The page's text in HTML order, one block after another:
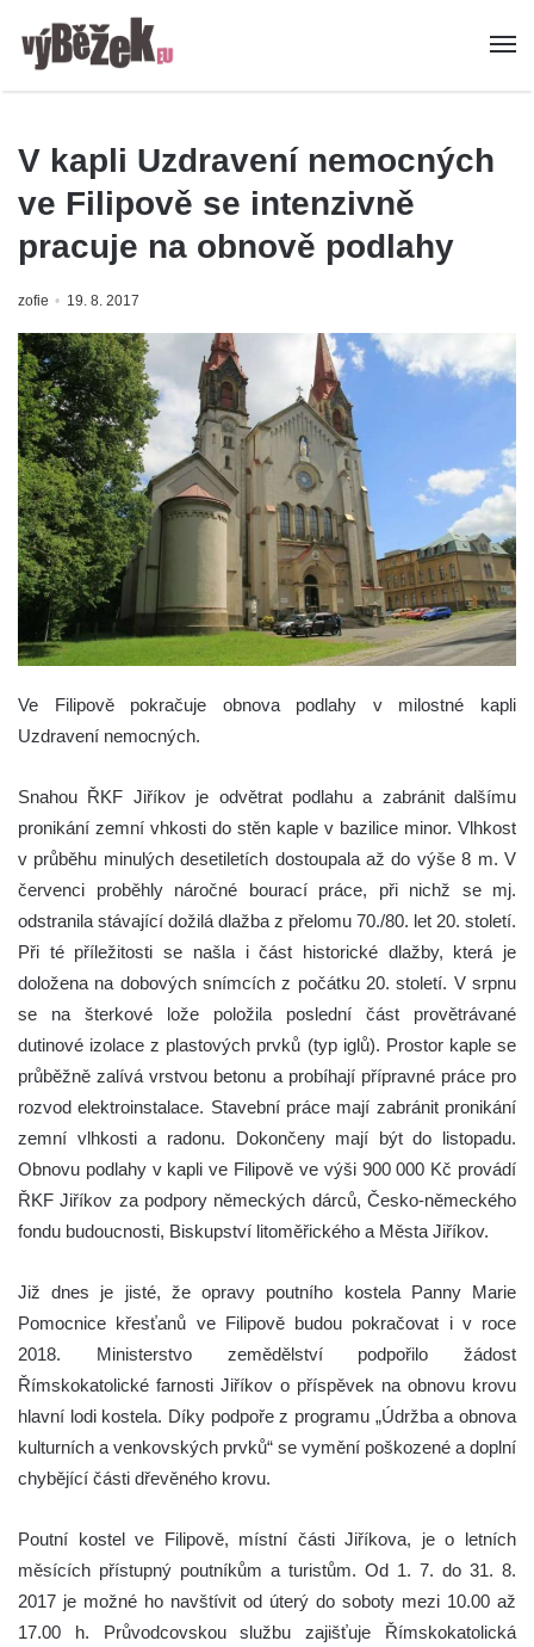
V kapli Uzdravení nemocných
ve Filipově se intenzivně
pracuje na obnově podlahy
zofie 19. 8. 2017
Ve Filipově pokračuje obnova podlahy v milostné kapli
Uzdravení nemocných.
Snahou ŘKF Jiříkov je odvětrat podlahu a zabránit dalšímu
pronikání zemní vhkosti do stěn kaple v bazilice minor. Vlhkost
v průběhu minulých desetiletích dostoupala až do výše 8 m. V
červenci proběhly náročné bourací práce, při nichž se mj.
odstranila stávající dožilá dlažba z přelomu 70./80. let 20. století.
Při té příležitosti se našla i část historické dlažby, která je
doložena na dobových snímcích z počátku 20. století. V srpnu
se na šterkové lože položila poslední část provětrávané
dutinové izolace z plastových prvků (typ iglů). Prostor kaple se
průběžně zalívá vrstvou betonu a probíhají přípravné práce pro
rozvod elektroinstalace. Stavební práce mají zabránit pronikání
zemní vlhkosti a radonu. Dokončeny mají být do listopadu.
Obnovu podlahy v kapli ve Filipově ve výši 900 000 Kč provádí
ŘKF Jiříkov za podpory německých dárců, Česko-německého
fondu budoucnosti, Biskupství litoměřického a Města Jiříkov.
Již dnes je jisté, že opravy poutního kostela Panny Marie
Pomocnice křesťanů ve Filipově budou pokračovat i v roce
2018. Ministerstvo zemědělství podpořilo žádost
Římskokatolické farnosti Jiříkov o příspěvek na obnovu krovu
hlavní lodi kostela. Díky podpoře z programu „Údržba a obnova
kulturních a venkovských prvků“ se vymění poškozené a doplní
chybějící části dřevěného krovu.
Poutní kostel ve Filipově, místní části Jiříkova, je o letních
měsících přístupný poutníkům a turistům. Od 1. 7. do 31. 8.
2017 je možné ho navštívit od úterý do soboty mezi 10.00 až
17.00 h. Průvodcovskou službu zajišťuje Římskokatolická